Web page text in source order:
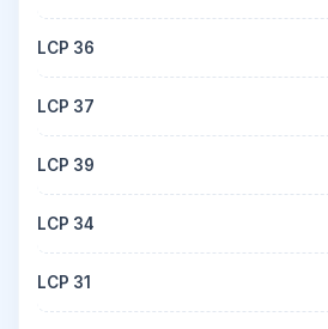
LCP 36
LCP 37
LCP 39
LCP 34
LCP 31